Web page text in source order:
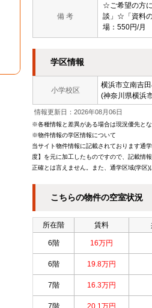
備 考
☆ご希望の方
談」☆「資料
場：550円/月
学区情報
小学校区
横浜市立南吉
(神奈川県横浜
情報更新日：2026年08月06日
※各種情報と差異がある場合は現況優先と
※物件情報の学区情報について
当サイト物件情報に記載されております通
度】を元に加工したものですので、記載情
正確とは言えません。また、通学区域(学区
こちらの物件の空室状況
所在階 賃料
6階 16万円
6階 19.8万円
7階 16.3万円
7階 20.1万円